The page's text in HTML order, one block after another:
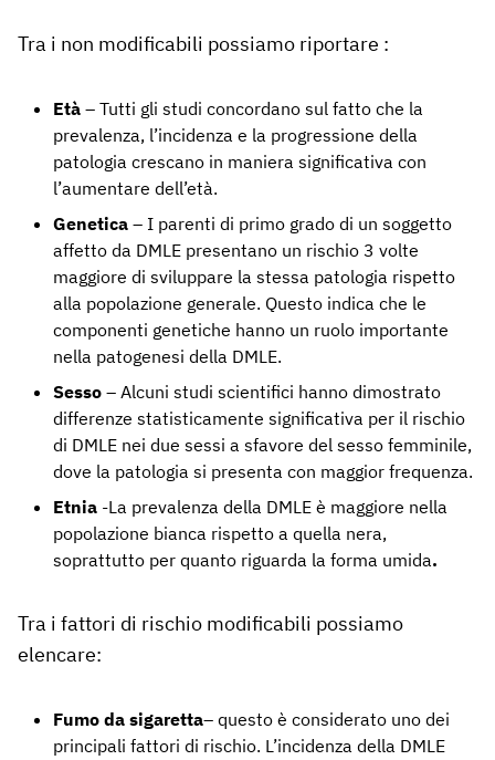
Tra i non modificabili possiamo riportare :
Età – Tutti gli studi concordano sul fatto che la
prevalenza, l’incidenza e la progressione della
patologia crescano in maniera significativa con
l’aumentare dell’età.
Genetica – I parenti di primo grado di un soggetto
affetto da DMLE presentano un rischio 3 volte
maggiore di sviluppare la stessa patologia rispetto
alla popolazione generale. Questo indica che le
componenti genetiche hanno un ruolo importante
nella patogenesi della DMLE.
Sesso – Alcuni studi scientifici hanno dimostrato
differenze statisticamente significativa per il rischio
di DMLE nei due sessi a sfavore del sesso femminile,
dove la patologia si presenta con maggior frequenza.
Etnia -La prevalenza della DMLE è maggiore nella
popolazione bianca rispetto a quella nera,
soprattutto per quanto riguarda la forma umida.
Tra i fattori di rischio modificabili possiamo
elencare:
Fumo da sigaretta– questo è considerato uno dei
principali fattori di rischio. L’incidenza della DMLE